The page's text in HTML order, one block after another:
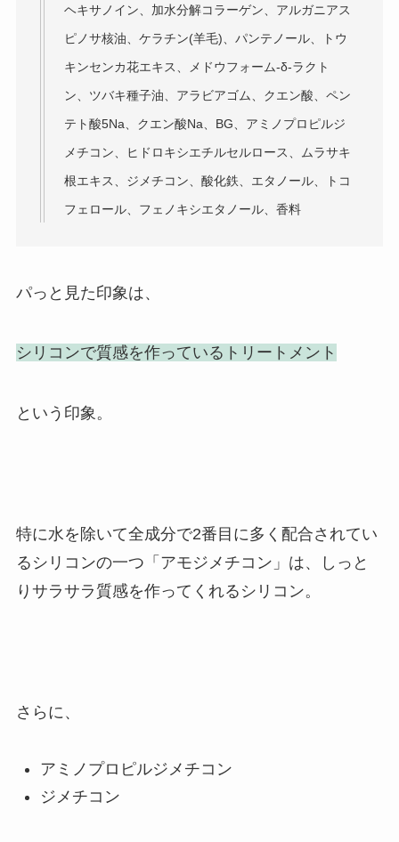
ヘキサノイン、加水分解コラーゲン、アルガニアス
ピノサ核油、ケラチン(羊毛)、パンテノール、トウ
キンセンカ花エキス、メドウフォーム-δ-ラクト
ン、ツバキ種子油、アラビアゴム、クエン酸、ペン
テト酸5Na、クエン酸Na、BG、アミノプロピルジ
メチコン、ヒドロキシエチルセルロース、ムラサキ
根エキス、ジメチコン、酸化鉄、エタノール、トコ
フェロール、フェノキシエタノール、香料
パっと見た印象は、
シリコンで質感を作っているトリートメント
という印象。
特に水を除いて全成分で2番目に多く配合されてい
るシリコンの一つ「アモジメチコン」は、しっと
りサラサラ質感を作ってくれるシリコン。
さらに、
アミノプロピルジメチコン
ジメチコン